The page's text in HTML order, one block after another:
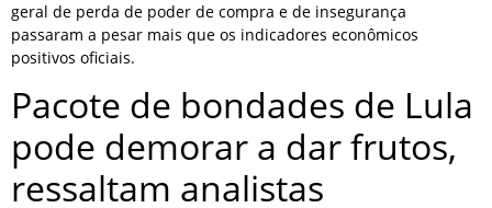
geral de perda de poder de compra e de insegurança
passaram a pesar mais que os indicadores econômicos
positivos oficiais.
Pacote de bondades de Lula
pode demorar a dar frutos,
ressaltam analistas